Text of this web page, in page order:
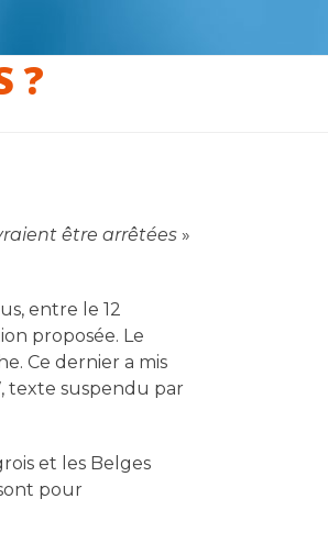
?
être arrêtées »
entre le 12
proposée. Le
Ce dernier a mis
texte suspendu par
et les Belges
pour